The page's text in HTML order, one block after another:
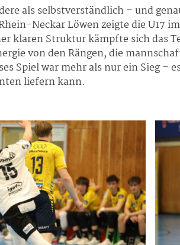
als selbstverständlich – und
Neckar Löwen zeigte die U17
klaren Struktur kämpfte sich das
von den Rängen, die
Spiel war mehr als nur ein Sieg –
liefern kann.